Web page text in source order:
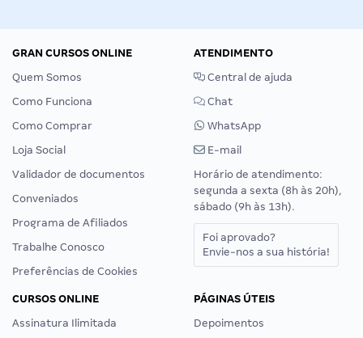
GRAN CURSOS ONLINE
Quem Somos
Como Funciona
Como Comprar
Loja Social
Validador de documentos
Conveniados
Programa de Afiliados
Trabalhe Conosco
Preferências de Cookies
ATENDIMENTO
Central de ajuda
Chat
WhatsApp
E-mail
Horário de atendimento:
segunda a sexta (8h às 20h),
sábado (9h às 13h).
Foi aprovado?
Envie-nos a sua história!
CURSOS ONLINE
Assinatura Ilimitada
PÁGINAS ÚTEIS
Depoimentos